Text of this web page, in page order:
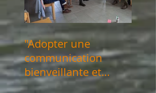
"Adopter une
communication
bienveillante et
consciente" les 12 &